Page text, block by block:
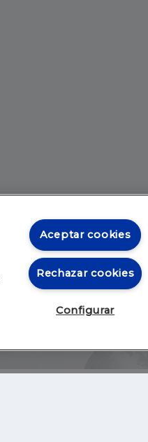
Aceptar cookies
Rechazar cookies
Configurar